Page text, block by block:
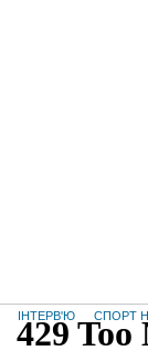
ІНТЕРВ'Ю СПОРТ